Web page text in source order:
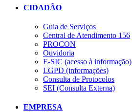
CIDADÃO
Guia de Serviços
Central de Atendimento 156
PROCON
Ouvidoria
E-SIC (acesso à informação)
LGPD (informações)
Consulta de Protocolos
SEI (Consulta Externa)
EMPRESA